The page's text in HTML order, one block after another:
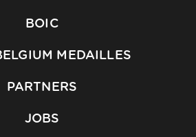
BOIC
MEDAILLES
PARTNERS
JOBS